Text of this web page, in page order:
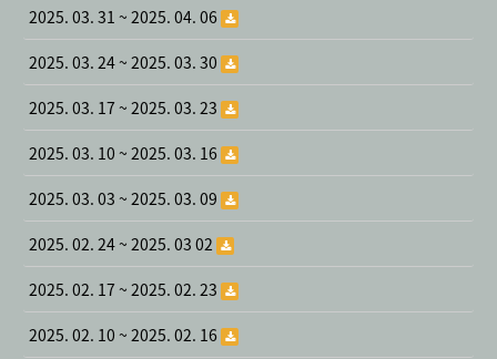
2025. 03. 31 ~ 2025. 04. 06
2025. 03. 24 ~ 2025. 03. 30
2025. 03. 17 ~ 2025. 03. 23
2025. 03. 10 ~ 2025. 03. 16
2025. 03. 03 ~ 2025. 03. 09
2025. 02. 24 ~ 2025. 03 02
2025. 02. 17 ~ 2025. 02. 23
2025. 02. 10 ~ 2025. 02. 16